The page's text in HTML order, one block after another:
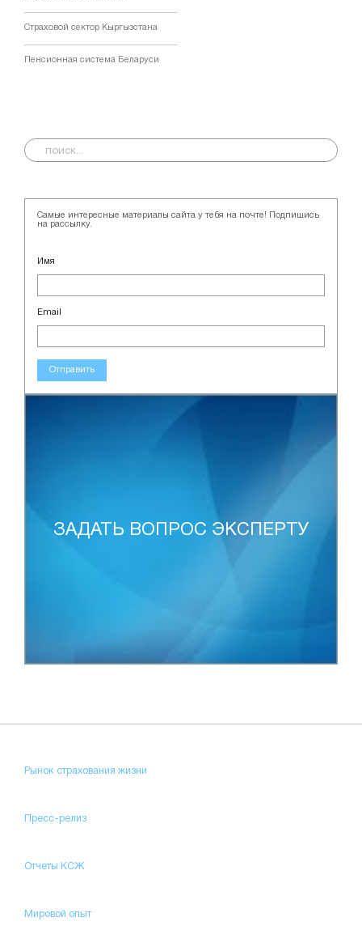
Страховой сектор Кыргызстана
Пенсионная система Беларуси
Самые интересные материалы сайта у тебя на почте! Подпишись
на рассылку.
Имя
Email
Отправить
ЗАДАТЬ ВОПРОС ЭКСПЕРТУ
Рынок страхования жизни
Пресс-релиз
Отчеты КСЖ
Мировой опыт